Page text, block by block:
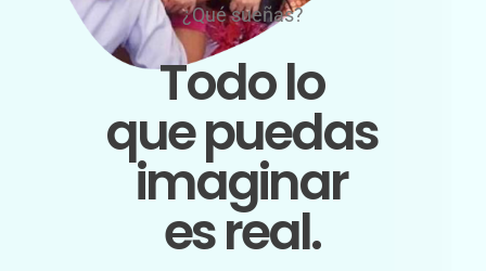
¿Qué sueñas?
Todo lo
que puedas
imaginar
es real.
- Talenti